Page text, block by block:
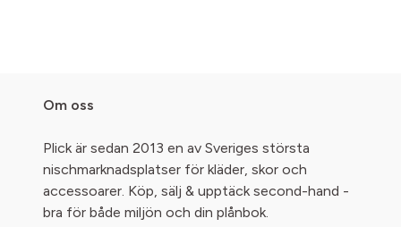
Om oss
Plick är sedan 2013 en av Sveriges största
nischmarknadsplatser för kläder, skor och
accessoarer. Köp, sälj & upptäck second-hand -
bra för både miljön och din plånbok.